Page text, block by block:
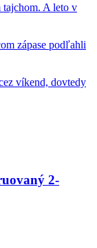
A leto v
zápase podľahli
víkend, dovtedy
2-